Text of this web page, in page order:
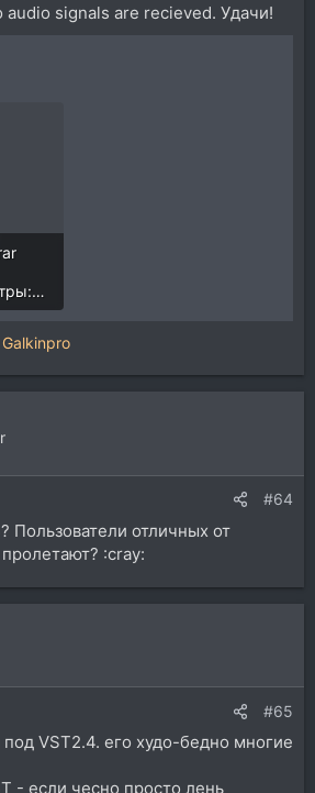
signals are recieved. Удачи!
448 KB · Просмотры: 12
Galkinpro
#64
Пользователи отличных от
:cray:
#65
под VST2.4. его худо-бедно многие
- если чесно просто лень